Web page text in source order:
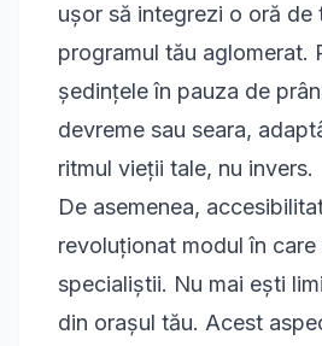
ușor să integrezi o oră de
programul tău aglomerat.
ședințele în pauza de
devreme sau seara,
ritmul vieții tale, nu invers.
De asemenea,
revoluționat modul în care
specialiștii. Nu mai ești
din orașul tău. Acest